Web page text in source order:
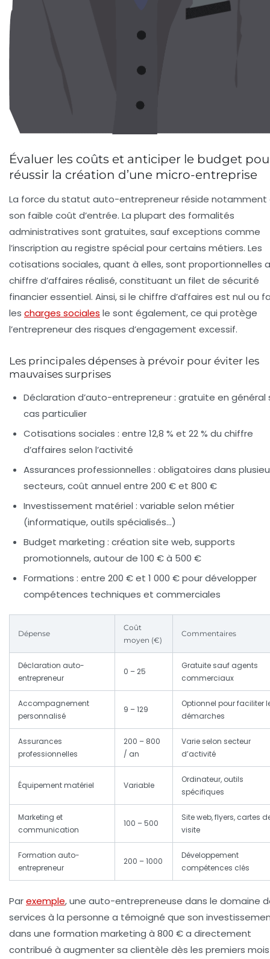
Évaluer les coûts et anticiper le budget
réussir la création d’une micro-entreprise
La force du statut auto-entrepreneur réside notamment
son faible coût d’entrée. La plupart des formalités
administratives sont gratuites, sauf exceptions comme
l’inscription au registre spécial pour certains métiers. Les
cotisations sociales, quant à elles, sont proportionnelles
chiffre d’affaires réalisé, constituant un filet de sécurité
financier essentiel. Ainsi, si le chiffre d’affaires est nul ou
les charges sociales le sont également, ce qui protège
l’entrepreneur des risques d’engagement excessif.
Les principales dépenses à prévoir pour éviter les
mauvaises surprises
Déclaration d’auto-entrepreneur : gratuite en général
cas particulier
Cotisations sociales : entre 12,8 % et 22 % du chiffre
d’affaires selon l’activité
Assurances professionnelles : obligatoires dans
secteurs, coût annuel entre 200 € et 800 €
Investissement matériel : variable selon métier
(informatique, outils spécialisés…)
Budget marketing : création site web, supports
promotionnels, autour de 100 € à 500 €
Formations : entre 200 € et 1 000 € pour développer
compétences techniques et commerciales
Dépense
Coût
moyen (€)
Commentaires
Déclaration auto-
entrepreneur
0 – 25
Gratuite sauf agents
commerciaux
Accompagnement
personnalisé
9 – 129
Optionnel pour faciliter
démarches
Assurances
professionnelles
200 – 800
/ an
Varie selon secteur
d’activité
Équipement matériel Variable
Ordinateur, outils
spécifiques
Marketing et
communication
100 – 500
Site web, flyers, cartes
visite
Formation auto-
entrepreneur
200 – 1000
Développement
compétences clés
Parexemple, une auto-entrepreneuse dans le domaine
services à la personne a témoigné que son
dans une formation marketing à 800 € a directement
contribué à augmenter sa clientèle dès les premiers mois